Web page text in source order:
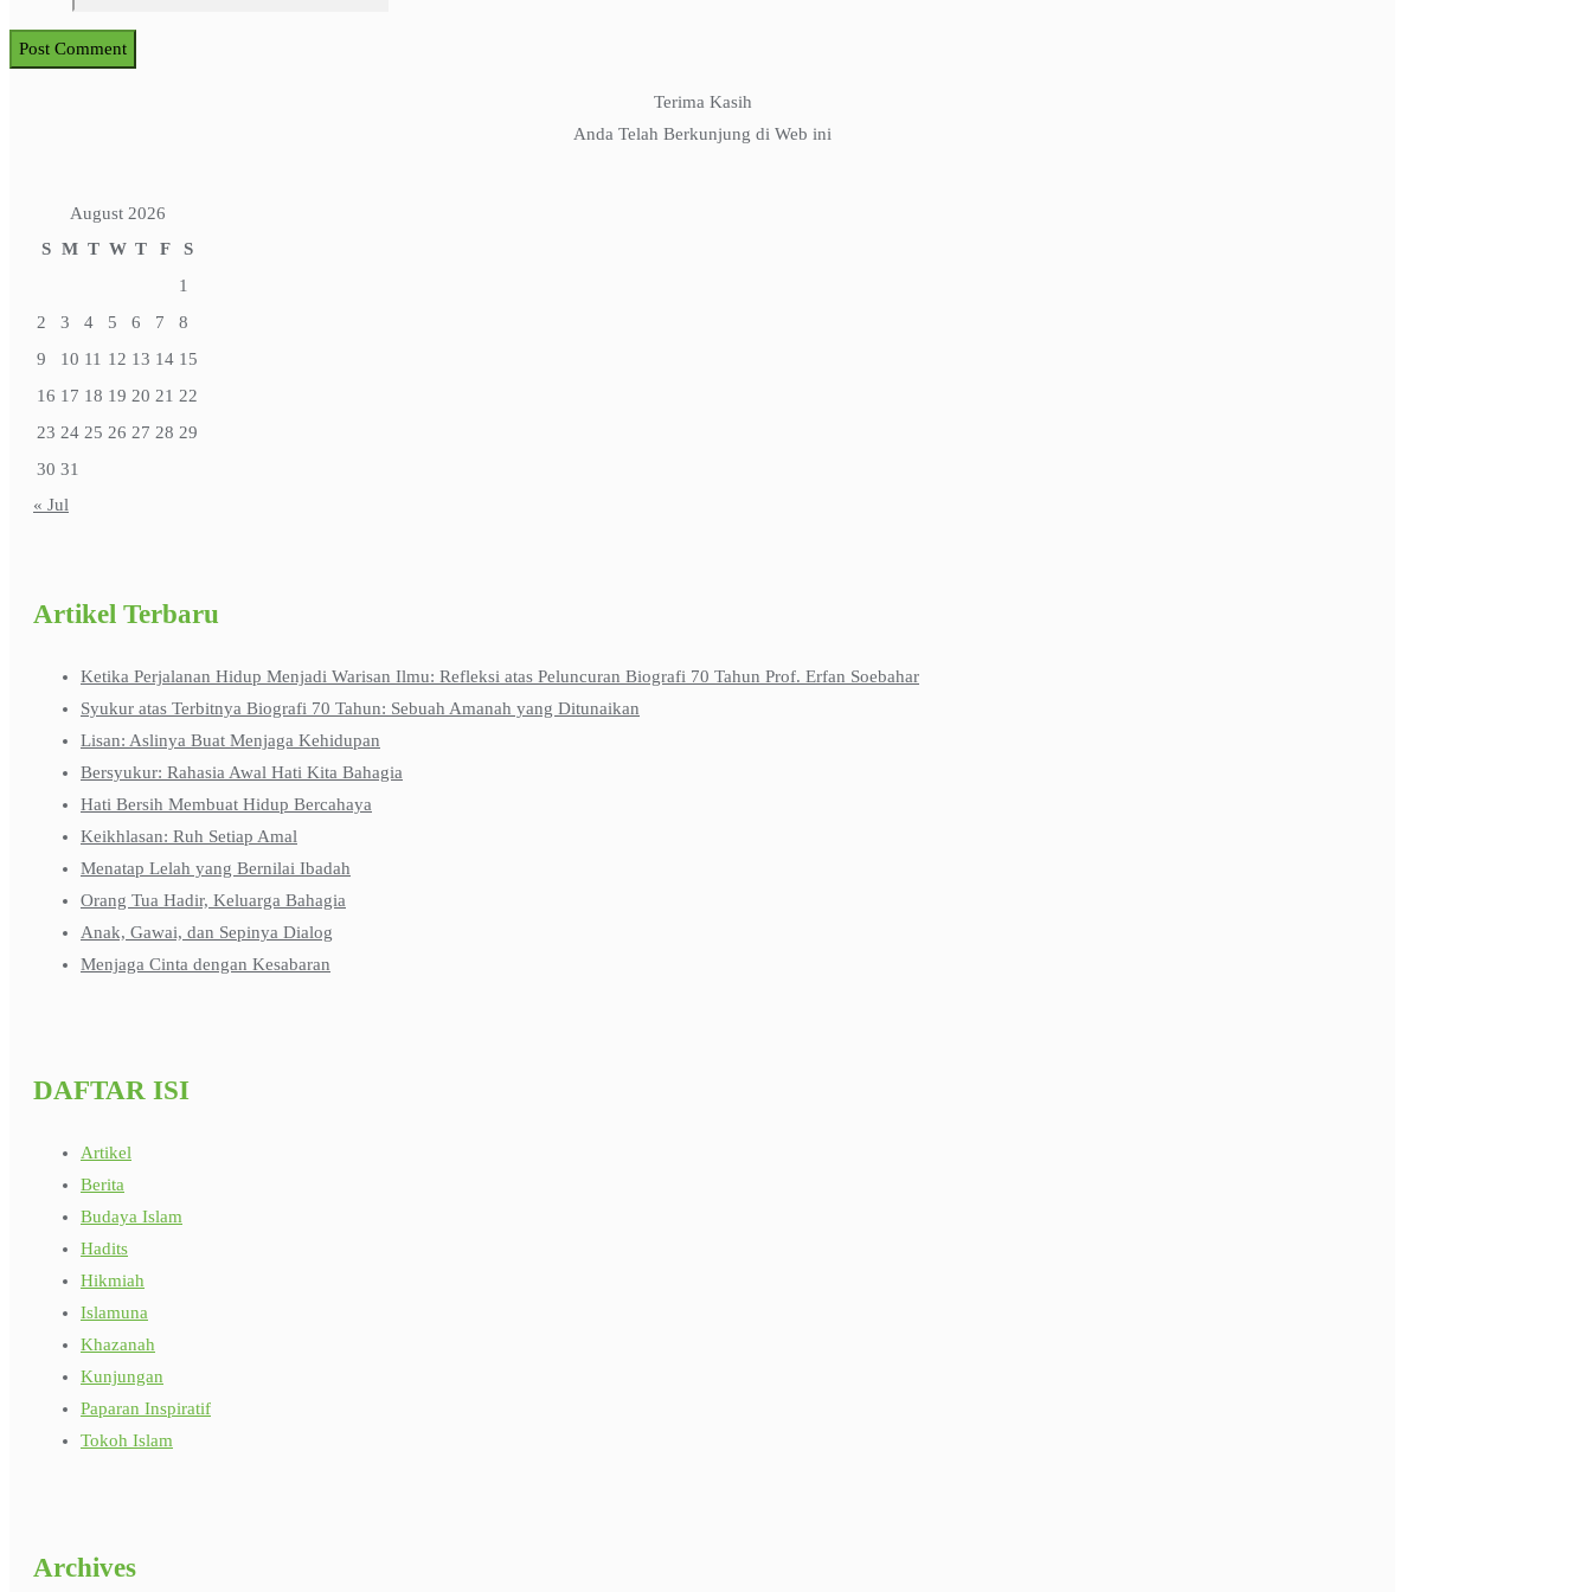
Terima Kasih
Anda Telah Berkunjung di Web ini
August 2026
S M T W T F
S
1
2
3 4 5 6 7
8
9
10 11 12 13 14 15
16 17 18 19 20 21 22
23 24 25 26 27 28 29
30 31
« Jul
Artikel Terbaru
Ketika Perjalanan Hidup Menjadi Warisan Ilmu: Refleksi atas Peluncuran Biografi 70 Tahun Prof. Erfan Soebahar
Syukur atas Terbitnya Biografi 70 Tahun: Sebuah Amanah yang Ditunaikan
Lisan: Aslinya Buat Menjaga Kehidupan
Bersyukur: Rahasia Awal Hati Kita Bahagia
Hati Bersih Membuat Hidup Bercahaya
Keikhlasan: Ruh Setiap Amal
Menatap Lelah yang Bernilai Ibadah
Orang Tua Hadir, Keluarga Bahagia
Anak, Gawai, dan Sepinya Dialog
Menjaga Cinta dengan Kesabaran
DAFTAR ISI
Artikel
Berita
Budaya Islam
Hadits
Hikmiah
Islamuna
Khazanah
Kunjungan
Paparan Inspiratif
Tokoh Islam
Archives